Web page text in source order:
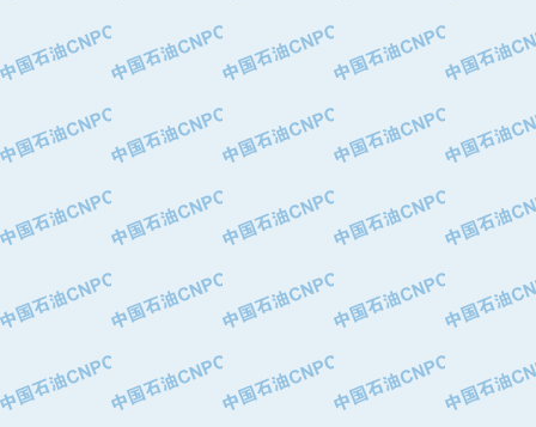
·中国石化长岭炼化公司
·中国石油长庆油田分公司
·山东墨龙石油机械股份有限公司
·大庆油田物资集团
·南阳防爆集团有限公司
·乳山市力久特种电机有限公司
·无锡西姆莱斯石油专用管制造有限公
·沈阳全密封变压器股份有限公司
·河北华北石油天成实业集团有限公司
·特变电工股份有限公司
·中国石化镇海炼油化工股份有限公司
·重庆川东阀门制造有限公司